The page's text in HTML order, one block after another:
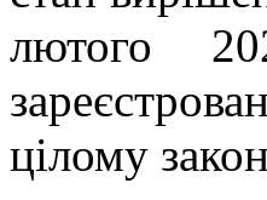
лютого
цілому